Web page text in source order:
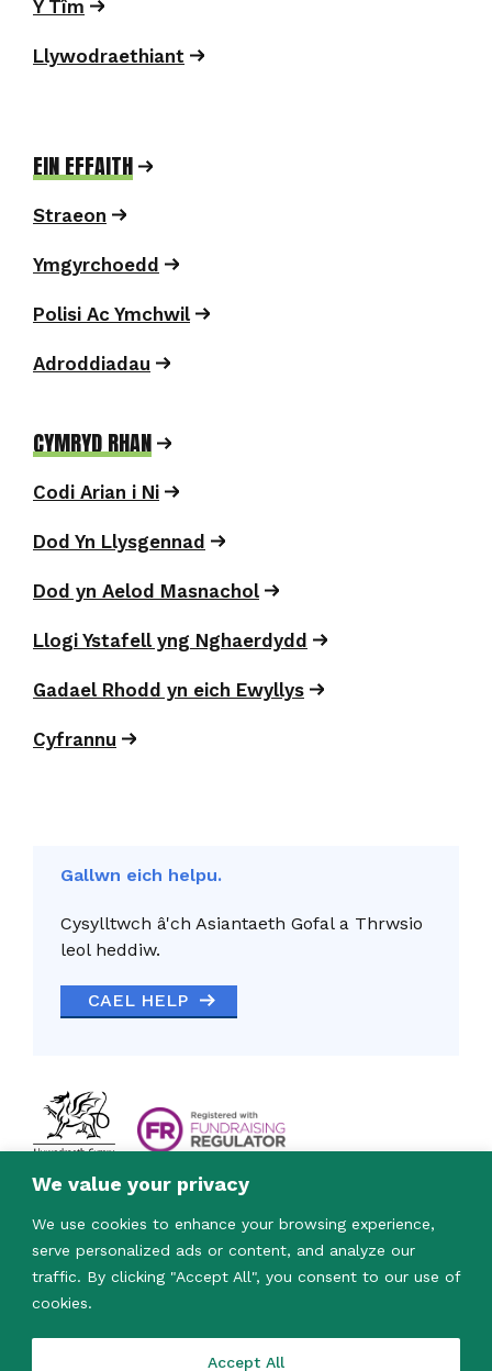
We value your privacy
We use cookies to enhance your browsing experience,
serve personalized ads or content, and analyze our
traffic. By clicking "Accept All", you consent to our use of
cookies.
Accept All
Y Tîm
Llywodraethiant
EIN EFFAITH
Straeon
Ymgyrchoedd
Polisi Ac Ymchwil
Adroddiadau
CYMRYD RHAN
Codi Arian i Ni
Dod Yn Llysgennad
Dod yn Aelod Masnachol
Llogi Ystafell yng Nghaerdydd
Gadael Rhodd yn eich Ewyllys
Cyfrannu
Gallwn eich helpu.
Cysylltwch â'ch Asiantaeth Gofal a Thrwsio
leol heddiw.
CAEL HELP
© 2023. Mae Care & Repair Cymru yn elusen
gofrestredig (Rhif 1163542) ac yn gwmni
cyfyngedig drwy warant (Rhif 09574555).